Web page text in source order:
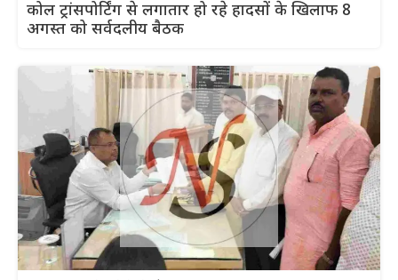
कोल ट्रांसपोर्टिंग से लगातार हो रहे हादसों के खिलाफ 8
अगस्त को सर्वदलीय बैठक